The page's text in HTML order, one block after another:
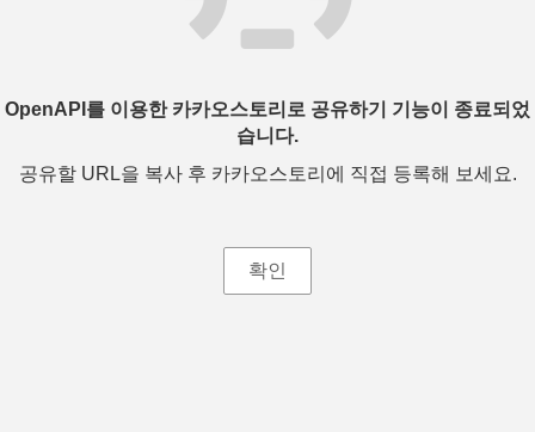
OpenAPI를 이용한 카카오스토리로 공유하기 기능이 종료되었
습니다.
공유할 URL을 복사 후 카카오스토리에 직접 등록해 보세요.
확인